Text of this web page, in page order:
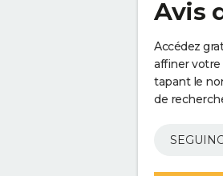
Avis
Accédez
affiner votre
tapant le
de